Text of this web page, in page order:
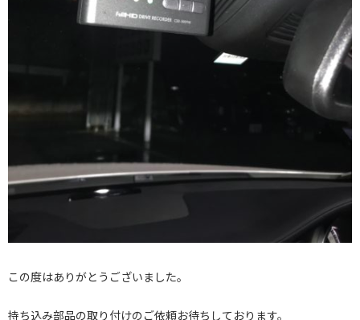
この度はありがとうございました。
持ち込み部品の取り付けのご依頼お待ちしております。